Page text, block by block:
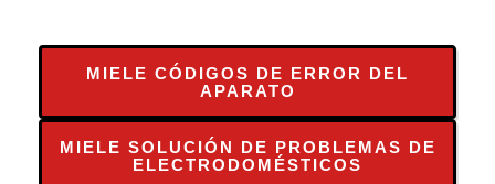
MIELE CÓDIGOS DE ERROR DEL
APARATO
MIELE SOLUCIÓN DE PROBLEMAS DE
ELECTRODOMÉSTICOS